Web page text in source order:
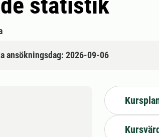
ansökningsdag: 2026-09-06